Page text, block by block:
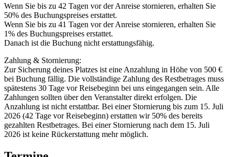
Wenn Sie bis zu 42 Tagen vor der Anreise stornieren, erhalten Sie
50% des Buchungspreises erstattet.
Wenn Sie bis zu 41 Tagen vor der Anreise stornieren, erhalten Sie
1% des Buchungspreises erstattet.
Danach ist die Buchung nicht erstattungsfähig.
Zahlung & Stornierung:
Zur Sicherung deines Platzes ist eine Anzahlung in Höhe von 500 €
bei Buchung fällig. Die vollständige Zahlung des Restbetrages muss
spätestens 30 Tage vor Reisebeginn bei uns eingegangen sein. Alle
Zahlungen sollten über den Veranstalter direkt erfolgen. Die
Anzahlung ist nicht erstattbar. Bei einer Stornierung bis zum 15. Juli
2026 (42 Tage vor Reisebeginn) erstatten wir 50% des bereits
gezahlten Restbetrages. Bei einer Stornierung nach dem 15. Juli
2026 ist keine Rückerstattung mehr möglich.